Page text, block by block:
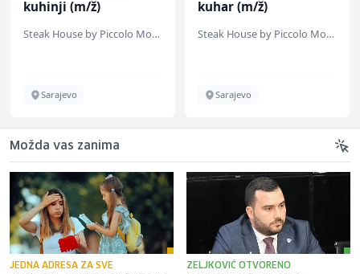
kuhinji (m/ž)
Steak House by Piccolo Mondo
Sarajevo
kuhar (m/ž)
Steak House by Piccolo Mondo
Sarajevo
Možda vas zanima
JEDNA ADRESA ZA SVE ZELJKOVIĆ OTVORENO